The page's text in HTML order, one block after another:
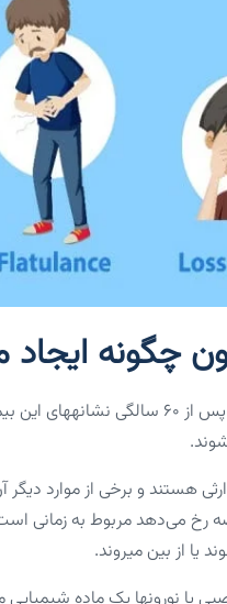
چگونه
رخ می‌دهد مربوط به
یا از بین می­روند.